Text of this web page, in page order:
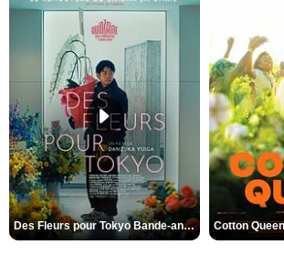
Des Fleurs pour Tokyo Bande-annonce VO STFR